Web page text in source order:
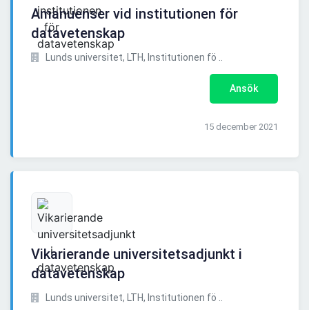
Amanuenser vid institutionen för
datavetenskap
Lunds universitet, LTH, Institutionen fö ..
Ansök
15 december 2021
Vikarierande universitetsadjunkt i
datavetenskap
Lunds universitet, LTH, Institutionen fö ..